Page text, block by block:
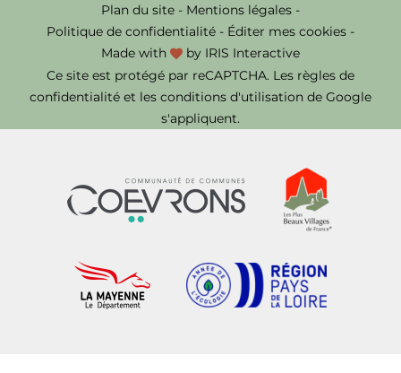
Plan du site - Mentions légales -
Politique de confidentialité - Éditer mes cookies -
Made with
by IRIS Interactive
Ce site est protégé par reCAPTCHA. Les règles de
confidentialité et les conditions d'utilisation de Google
s'appliquent.